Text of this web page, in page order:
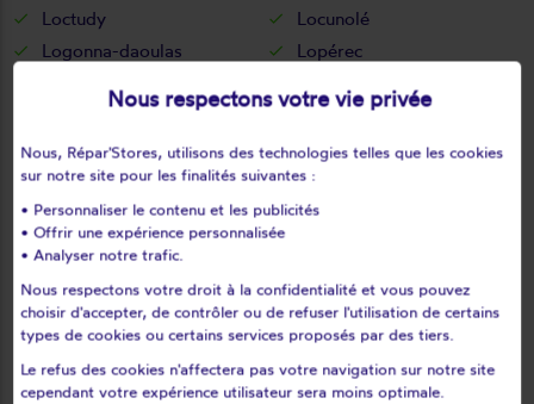
Loctudy
Locunolé
Logonna-daoulas
Lopérec
Mahalon
Melgven
Mellac
Mespaul
Milizac
Moëlan-sur-mer
Morlaix
Motreff
Penmarch
Peumerit
Peumérit
Plabennec
Pleuven
Pleyben
Nous respectons votre vie privée
Nous, Répar'Stores, utilisons des technologies telles que les cookies
sur notre site pour les finalités suivantes :
• Personnaliser le contenu et les publicités
• Offrir une expérience personnalisée
• Analyser notre trafic.
Nous respectons votre droit à la confidentialité et vous pouvez
choisir d'accepter, de contrôler ou de refuser l'utilisation de certains
types de cookies ou certains services proposés par des tiers.
Le refus des cookies n'affectera pas votre navigation sur notre site
cependant votre expérience utilisateur sera moins optimale.